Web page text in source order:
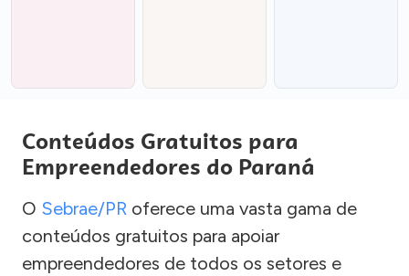
Conteúdos Gratuitos para
Empreendedores do Paraná
O Sebrae/PR oferece uma vasta gama de
conteúdos gratuitos para apoiar
empreendedores de todos os setores e